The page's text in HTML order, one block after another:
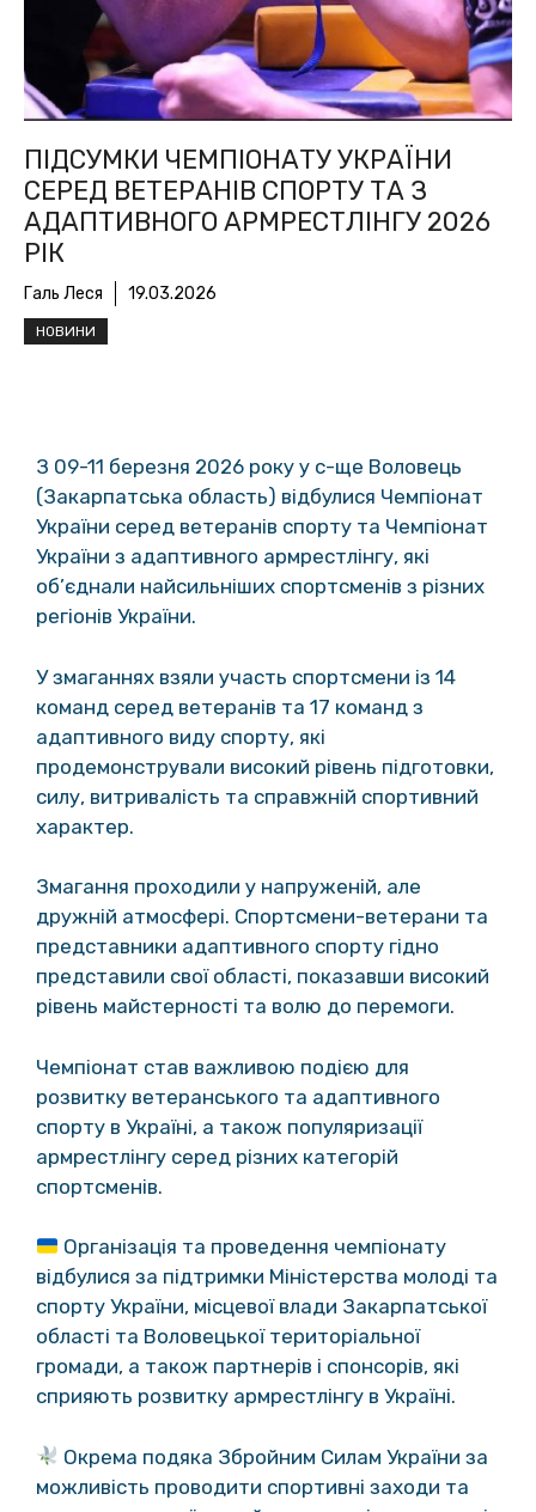
ПІДСУМКИ ЧЕМПІОНАТУ УКРАЇНИ
СЕРЕД ВЕТЕРАНІВ СПОРТУ ТА З
АДАПТИВНОГО АРМРЕСТЛІНГУ 2026
РІК
Галь Леся 19.03.2026
НОВИНИ
З 09-11 березня 2026 року у с-ще Воловець
(Закарпатська область) відбулися Чемпіонат
України серед ветеранів спорту та Чемпіонат
України з адаптивного армрестлінгу, які
об’єднали найсильніших спортсменів з різних
регіонів України.
У змаганнях взяли участь спортсмени із 14
команд серед ветеранів та 17 команд з
адаптивного виду спорту, які
продемонстрували високий рівень підготовки,
силу, витривалість та справжній спортивний
характер.
Змагання проходили у напруженій, але
дружній атмосфері. Спортсмени-ветерани та
представники адаптивного спорту гідно
представили свої області, показавши високий
рівень майстерності та волю до перемоги.
Чемпіонат став важливою подією для
розвитку ветеранського та адаптивного
спорту в Україні, а також популяризації
армрестлінгу серед різних категорій
спортсменів.
Організація та проведення чемпіонату
відбулися за підтримки Міністерства молоді та
спорту України, місцевої влади Закарпатської
області та Воловецької територіальної
громади, а також партнерів і спонсорів, які
сприяють розвитку армрестлінгу в Україні.
Окрема подяка Збройним Силам України за
можливість проводити спортивні заходи та